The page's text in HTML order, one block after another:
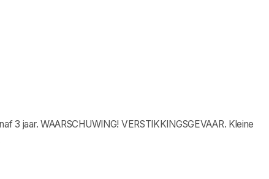
3 jaar. WAARSCHUWING! VERSTIKKINGSGEVAAR. Kleine